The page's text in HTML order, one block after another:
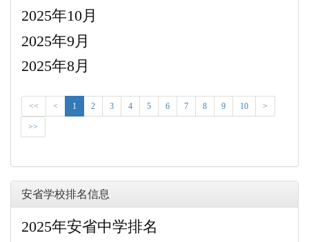
2025年10月
2025年9月
2025年8月
<< < 1 2 3 4 5 6 7 8 9 10 >
>>
安省学校排名信息
2025年安省中学排名